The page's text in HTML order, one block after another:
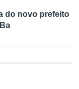
do novo prefeito